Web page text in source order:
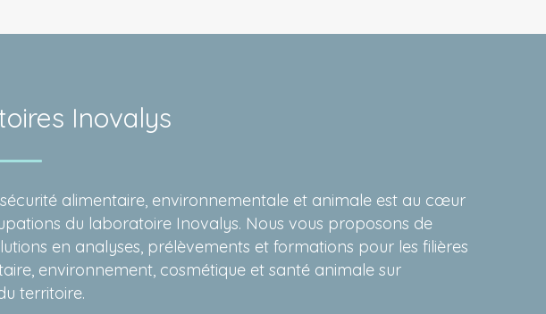
Inovalys
alimentaire, environnementale et animale est au cœur
du laboratoire Inovalys. Nous vous proposons de
en analyses, prélèvements et formations pour les filières
environnement, cosmétique et santé animale sur
territoire.